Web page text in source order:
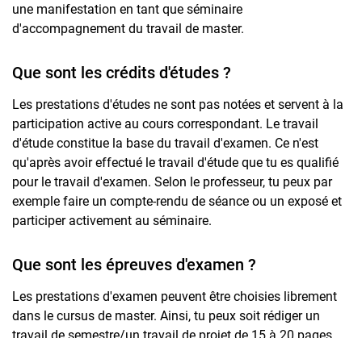
une manifestation en tant que séminaire
d'accompagnement du travail de master.
Que sont les crédits d'études ?
Les prestations d'études ne sont pas notées et servent à la
participation active au cours correspondant. Le travail
d'étude constitue la base du travail d'examen. Ce n'est
qu'après avoir effectué le travail d'étude que tu es qualifié
pour le travail d'examen. Selon le professeur, tu peux par
exemple faire un compte-rendu de séance ou un exposé et
participer activement au séminaire.
Que sont les épreuves d'examen ?
Les prestations d'examen peuvent être choisies librement
dans le cursus de master. Ainsi, tu peux soit rédiger un